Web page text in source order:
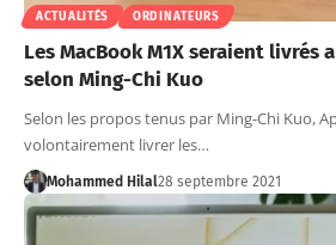
ACTUALITÉS ORDINATEURS
Les MacBook M1X seraient livrés
selon Ming-Chi Kuo
Selon les propos tenus par Ming-Chi Kuo,
volontairement livrer les…
Mohammed Hilal28 septembre 2021